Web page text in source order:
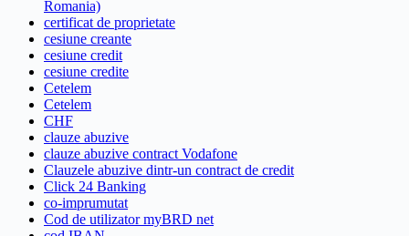
Romania)
certificat de proprietate
cesiune creante
cesiune credit
cesiune credite
Cetelem
Cetelem
CHF
clauze abuzive
clauze abuzive contract Vodafone
Clauzele abuzive dintr-un contract de credit
Click 24 Banking
co-imprumutat
Cod de utilizator myBRD net